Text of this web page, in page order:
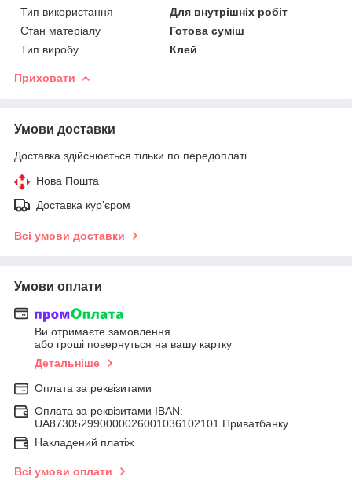
Тип використання
Для внутрішніх робіт
Стан матеріалу
Готова суміш
Тип виробу
Клей
Приховати
Умови доставки
Доставка здійснюється тільки по передоплаті.
Нова Пошта
Доставка кур'єром
Всі умови доставки
Умови оплати
Ви отримаєте замовлення
або гроші повернуться на вашу картку
Детальніше
Оплата за реквізитами
Оплата за реквізитами IBAN:
UA873052990000026001036102101 Приватбанку
Накладений платіж
Всі умови оплати